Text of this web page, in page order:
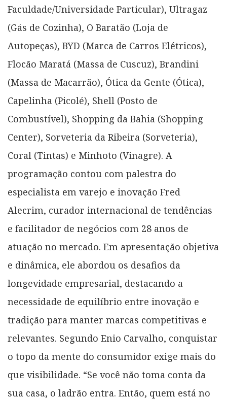
Faculdade/Universidade Particular), Ultragaz
(Gás de Cozinha), O Baratão (Loja de
Autopeças), BYD (Marca de Carros Elétricos),
Flocão Maratá (Massa de Cuscuz), Brandini
(Massa de Macarrão), Ótica da Gente (Ótica),
Capelinha (Picolé), Shell (Posto de
Combustível), Shopping da Bahia (Shopping
Center), Sorveteria da Ribeira (Sorveteria),
Coral (Tintas) e Minhoto (Vinagre). A
programação contou com palestra do
especialista em varejo e inovação Fred
Alecrim, curador internacional de tendências
e facilitador de negócios com 28 anos de
atuação no mercado. Em apresentação objetiva
e dinâmica, ele abordou os desafios da
longevidade empresarial, destacando a
necessidade de equilíbrio entre inovação e
tradição para manter marcas competitivas e
relevantes. Segundo Enio Carvalho, conquistar
o topo da mente do consumidor exige mais do
que visibilidade. “Se você não toma conta da
sua casa, o ladrão entra. Então, quem está no